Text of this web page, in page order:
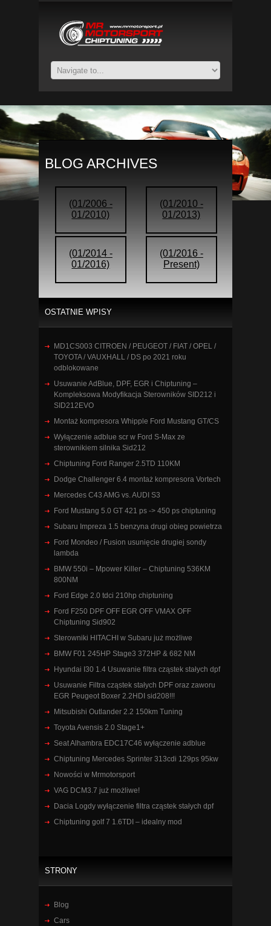
BLOG ARCHIVES
(01/2006 -
01/2010)
(01/2010 -
01/2013)
(01/2014 -
01/2016)
(01/2016 -
Present)
OSTATNIE WPISY
MD1CS003 CITROEN / PEUGEOT / FIAT / OPEL /
TOYOTA / VAUXHALL / DS po 2021 roku
odblokowane
Usuwanie AdBlue, DPF, EGR i Chiptuning –
Kompleksowa Modyfikacja Sterowników SID212 i
SID212EVO
Montaż kompresora Whipple Ford Mustang GT/CS
Wyłączenie adblue scr w Ford S-Max ze
sterownikiem silnika Sid212
Chiptuning Ford Ranger 2.5TD 110KM
Dodge Challenger 6.4 montaż kompresora Vortech
Mercedes C43 AMG vs. AUDI S3
Ford Mustang 5.0 GT 421 ps -> 450 ps chiptuning
Subaru Impreza 1.5 benzyna drugi obieg powietrza
Ford Mondeo / Fusion usunięcie drugiej sondy
lambda
BMW 550i – Mpower Killer – Chiptuning 536KM
800NM
Ford Edge 2.0 tdci 210hp chiptuning
Ford F250 DPF OFF EGR OFF VMAX OFF
Chiptuning Sid902
Sterowniki HITACHI w Subaru już możliwe
BMW F01 245HP Stage3 372HP & 682 NM
Hyundai I30 1.4 Usuwanie filtra cząstek stałych dpf
Usuwanie Filtra cząstek stałych DPF oraz zaworu
EGR Peugeot Boxer 2.2HDI sid208!!!
Mitsubishi Outlander 2.2 150km Tuning
Toyota Avensis 2.0 Stage1+
Seat Alhambra EDC17C46 wyłączenie adblue
Chiptuning Mercedes Sprinter 313cdi 129ps 95kw
Nowości w Mrmotorsport
VAG DCM3.7 już możliwe!
Dacia Logdy wyłączenie filtra cząstek stałych dpf
Chiptuning golf 7 1.6TDI – idealny mod
STRONY
Blog
Cars